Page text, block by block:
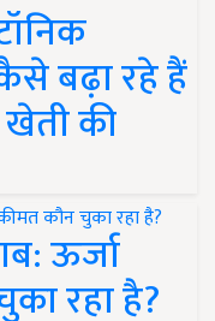
बढ़ा रहे हैं
की
ऊर्जा
रहा है?